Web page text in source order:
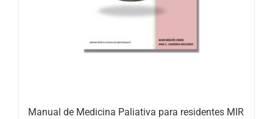
Manual de Medicina Paliativa para residentes MIR